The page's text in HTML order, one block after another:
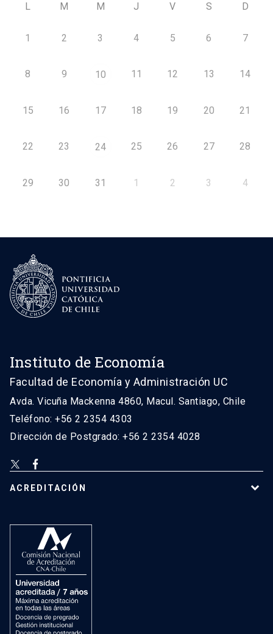
L M M J V S D
1 2 3 4 5 6 7
8 9 10 11 12 13 14
15 16 17 18 19 20 21
22 23 24 25 26 27 28
29 30 31 1 2 3 4
Instituto de Economía
Facultad de Economía y Administración UC
Avda. Vicuña Mackenna 4860, Macul. Santiago, Chile
Teléfono: +56 2 2354 4303
Dirección de Postgrado: +56 2 2354 4028
ACREDITACIÓN